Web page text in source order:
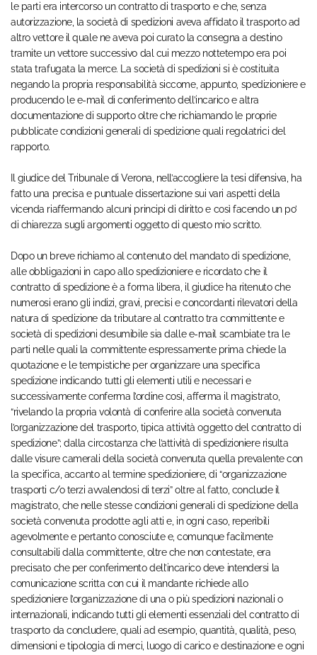
le parti era intercorso un contratto di trasporto e che, senza
autorizzazione, la società di spedizioni aveva affidato il trasporto ad
altro vettore il quale ne aveva poi curato la consegna a destino
tramite un vettore successivo dal cui mezzo nottetempo era poi
stata trafugata la merce. La società di spedizioni si è costituita
negando la propria responsabilità siccome, appunto, spedizioniere e
producendo le e-mail di conferimento dell’incarico e altra
documentazione di supporto oltre che richiamando le proprie
pubblicate condizioni generali di spedizione quali regolatrici del
rapporto.
Il giudice del Tribunale di Verona, nell’accogliere la tesi difensiva, ha
fatto una precisa e puntuale dissertazione sui vari aspetti della
vicenda riaffermando alcuni principi di diritto e così facendo un po’
di chiarezza sugli argomenti oggetto di questo mio scritto.
Dopo un breve richiamo al contenuto del mandato di spedizione,
alle obbligazioni in capo allo spedizioniere e ricordato che il
contratto di spedizione è a forma libera, il giudice ha ritenuto che
numerosi erano gli indizi, gravi, precisi e concordanti rilevatori della
natura di spedizione da tributare al contratto tra committente e
società di spedizioni desumibile sia dalle e-mail scambiate tra le
parti nelle quali la committente espressamente prima chiede la
quotazione e le tempistiche per organizzare una specifica
spedizione indicando tutti gli elementi utili e necessari e
successivamente conferma l’ordine così, afferma il magistrato,
“rivelando la propria volontà di conferire alla società convenuta
l’organizzazione del trasporto, tipica attività oggetto del contratto di
spedizione”; dalla circostanza che l’attività di spedizioniere risulta
dalle visure camerali della società convenuta quella prevalente con
la specifica, accanto al termine spedizioniere, di “organizzazione
trasporti c/o terzi avvalendosi di terzi” oltre al fatto, conclude il
magistrato, che nelle stesse condizioni generali di spedizione della
società convenuta prodotte agli atti e, in ogni caso, reperibili
agevolmente e pertanto conosciute e, comunque facilmente
consultabili dalla committente, oltre che non contestate, era
precisato che per conferimento dell’incarico deve intendersi la
comunicazione scritta con cui il mandante richiede allo
spedizioniere l’organizzazione di una o più spedizioni nazionali o
internazionali, indicando tutti gli elementi essenziali del contratto di
trasporto da concludere, quali ad esempio, quantità, qualità, peso,
dimensioni e tipologia di merci, luogo di carico e destinazione e ogni